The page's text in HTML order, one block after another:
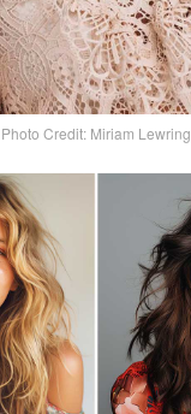
Photo Credit: Miriam Lewring